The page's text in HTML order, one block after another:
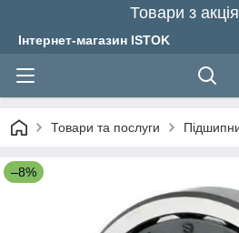
Товари з
Інтернет-магазин ISTOK
Товари та послуги
–8%